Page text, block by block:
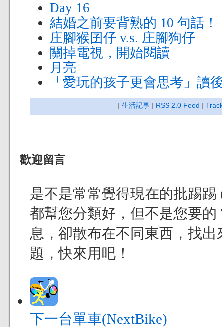
Day 16
結婚之前要背熟的 10 句話！
庄腳猴囝仔 v.s. 庄腳狗仔
關掉電視，開始閱讀
月亮
「愛玩的孩子更會思考」讀
| 生活記事 | RSS 2.0 Feed |
歡迎留言
是不是常常覺得現在的批踢
都幫您分類好，但不是您要
息，卻散布在不同東西，找
題，快來用吧！
下一台單車(NextBike)